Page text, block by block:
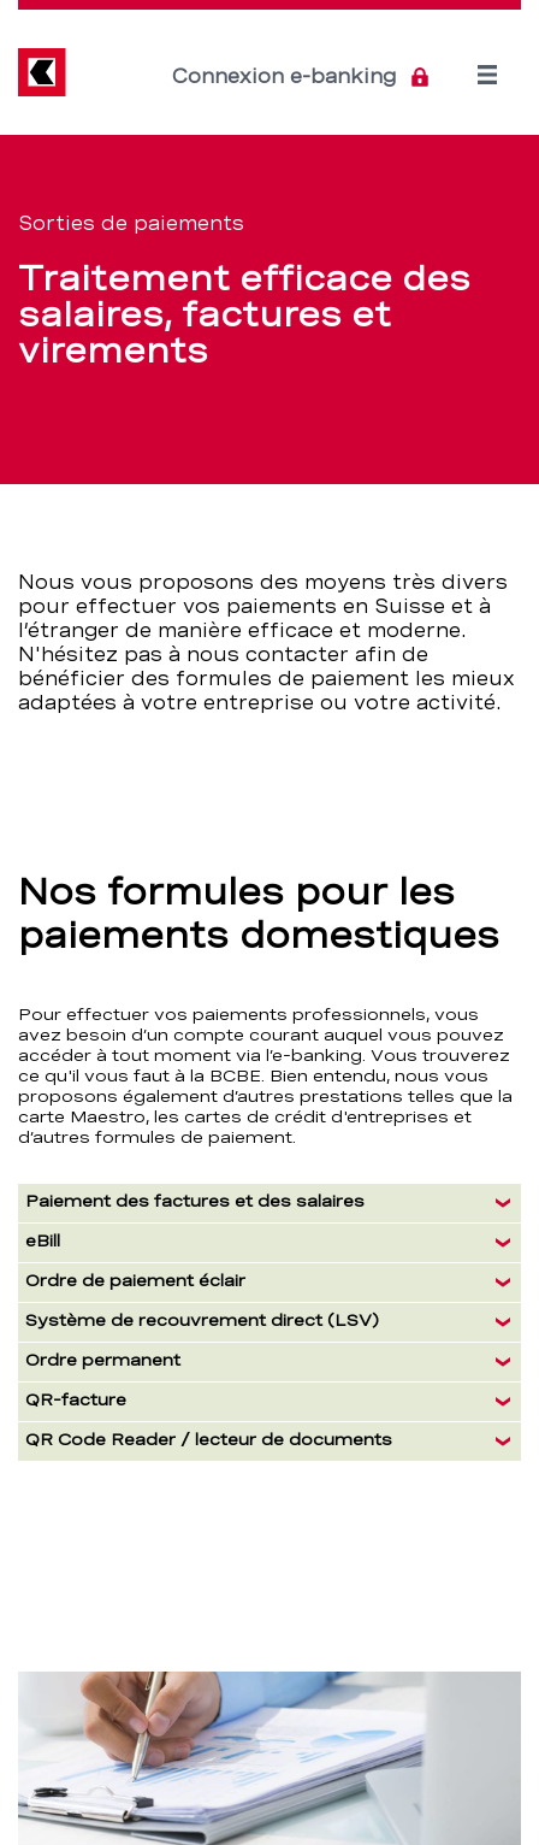
de
paiement
dédiées
aux
de
–
BCBE
Direkt
Inhalt
Connexion e-banking
Open
navigation
de
service
Sorties de paiements
Traitement efficace des
salaires, factures et
virements
Nous vous proposons des moyens très divers
pour effectuer vos paiements en Suisse et à
l’étranger de manière efficace et moderne.
N'hésitez pas à nous contacter afin de
bénéficier des formules de paiement les mieux
adaptées à votre entreprise ou votre activité.
Nos formules pour les
paiements domestiques
Pour effectuer vos paiements professionnels, vous
avez besoin d’un compte courant auquel vous pouvez
accéder à tout moment via l’e-banking. Vous trouverez
ce qu'il vous faut à la BCBE. Bien entendu, nous vous
proposons également d’autres prestations telles que la
carte Maestro, les cartes de crédit d'entreprises et
d’autres formules de paiement.
Formules
Paiement des factures et des salaires
eBill
Ordre de paiement éclair
Système de recouvrement direct (LSV)
Ordre permanent
QR-facture
QR Code Reader / lecteur de documents